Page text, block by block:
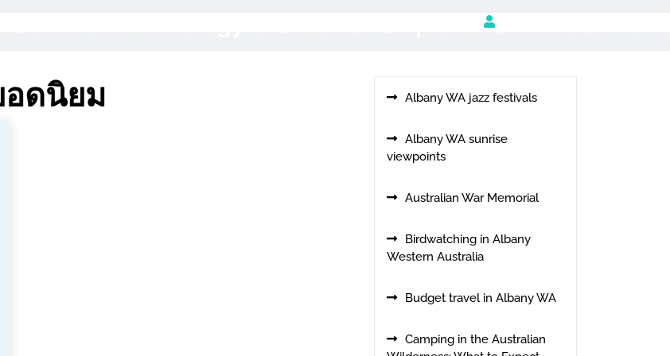
new technology and use Techniques and Methods
อดนิยม Albany WA jazz festivals
Albany WA sunrise
viewpoints
Australian War Memorial
Birdwatching in Albany
Western Australia
Budget travel in Albany WA
Camping in the Australian